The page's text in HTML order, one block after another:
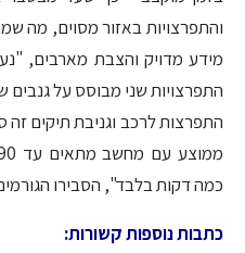
והתפרצויות באזור מסוים, מה
מידע מדויק והצבת מארבים,
התפרצויות שני מבוסס על
כמה דקות בלבד", הסבירו
כתבות נוספות קשורות: